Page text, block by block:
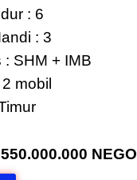
: 6
: 3
: SHM + IMB
mobil
NEGO